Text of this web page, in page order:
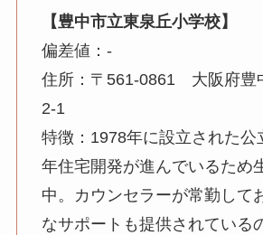
【豊中市立東泉丘小学校】
偏差値：-
住所：〒561-0861 大阪府豊
2-1
特徴：1978年に設立された公
年住宅開発が進んでいるため
中。カウンセラーが常勤して
なサポートも提供されている